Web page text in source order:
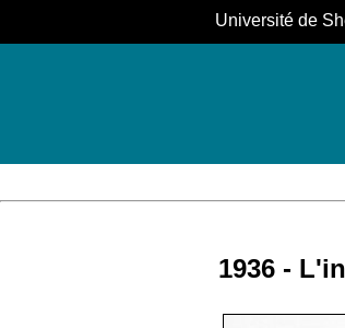
Université de
1936 -